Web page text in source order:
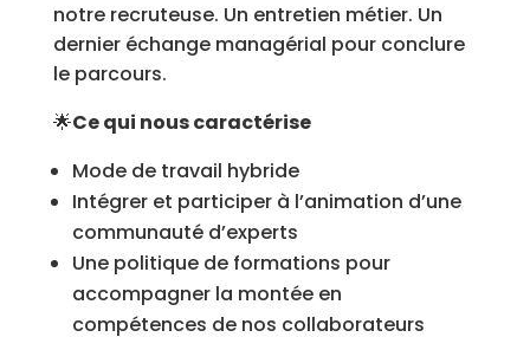
notre recruteuse. Un entretien métier. Un
dernier échange managérial pour conclure
le parcours.
🌟Ce qui nous caractérise
Mode de travail hybride
Intégrer et participer à l’animation d’une
communauté d’experts
Une politique de formations pour
accompagner la montée en
compétences de nos collaborateurs